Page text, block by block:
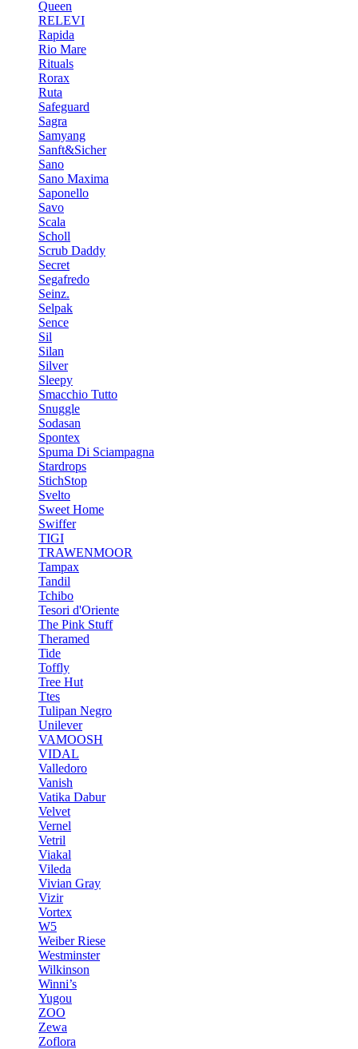
Queen
RELEVI
Rapida
Rio Mare
Rituals
Rorax
Ruta
Safeguard
Sagra
Samyang
Sanft&Sicher
Sano
Sano Maxima
Saponello
Savo
Scala
Scholl
Scrub Daddy
Secret
Segafredo
Seinz.
Selpak
Sence
Sil
Silan
Silver
Sleepy
Smacchio Tutto
Snuggle
Sodasan
Spontex
Spuma Di Sciampagna
Stardrops
StichStop
Svelto
Sweet Home
Swiffer
TIGI
TRAWENMOOR
Tampax
Tandil
Tchibo
Tesori d'Oriente
The Pink Stuff
Theramed
Tide
Toffly
Tree Hut
Ttes
Tulipan Negro
Unilever
VAMOOSH
VIDAL
Valledoro
Vanish
Vatika Dabur
Velvet
Vernel
Vetril
Viakal
Vileda
Vivian Gray
Vizir
Vortex
W5
Weiber Riese
Westminster
Wilkinson
Winni’s
Yugou
ZOO
Zewa
Zoflora